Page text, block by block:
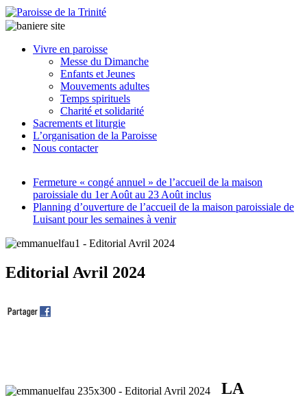
Vivre en paroisse
Messe du Dimanche
Enfants et Jeunes
Mouvements adultes
Temps spirituels
Charité et solidarité
Sacrements et liturgie
L’organisation de la Paroisse
Nous contacter
Fermeture « congé annuel » de l’accueil de la maison
paroissiale du 1er Août au 23 Août inclus
Planning d’ouverture de l’accueil de la maison paroissiale de
Luisant pour les semaines à venir
Editorial Avril 2024
LA